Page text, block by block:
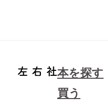
本を探す
買う